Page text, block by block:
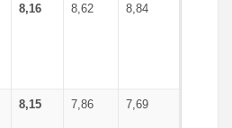
8,16 8,62 8,84
8,15 7,86 7,69